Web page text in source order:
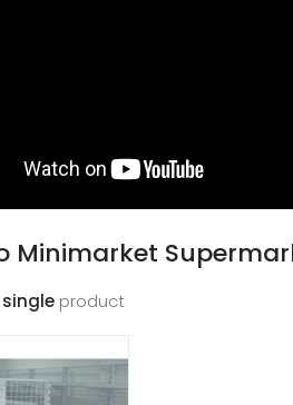
Minimarket
single product